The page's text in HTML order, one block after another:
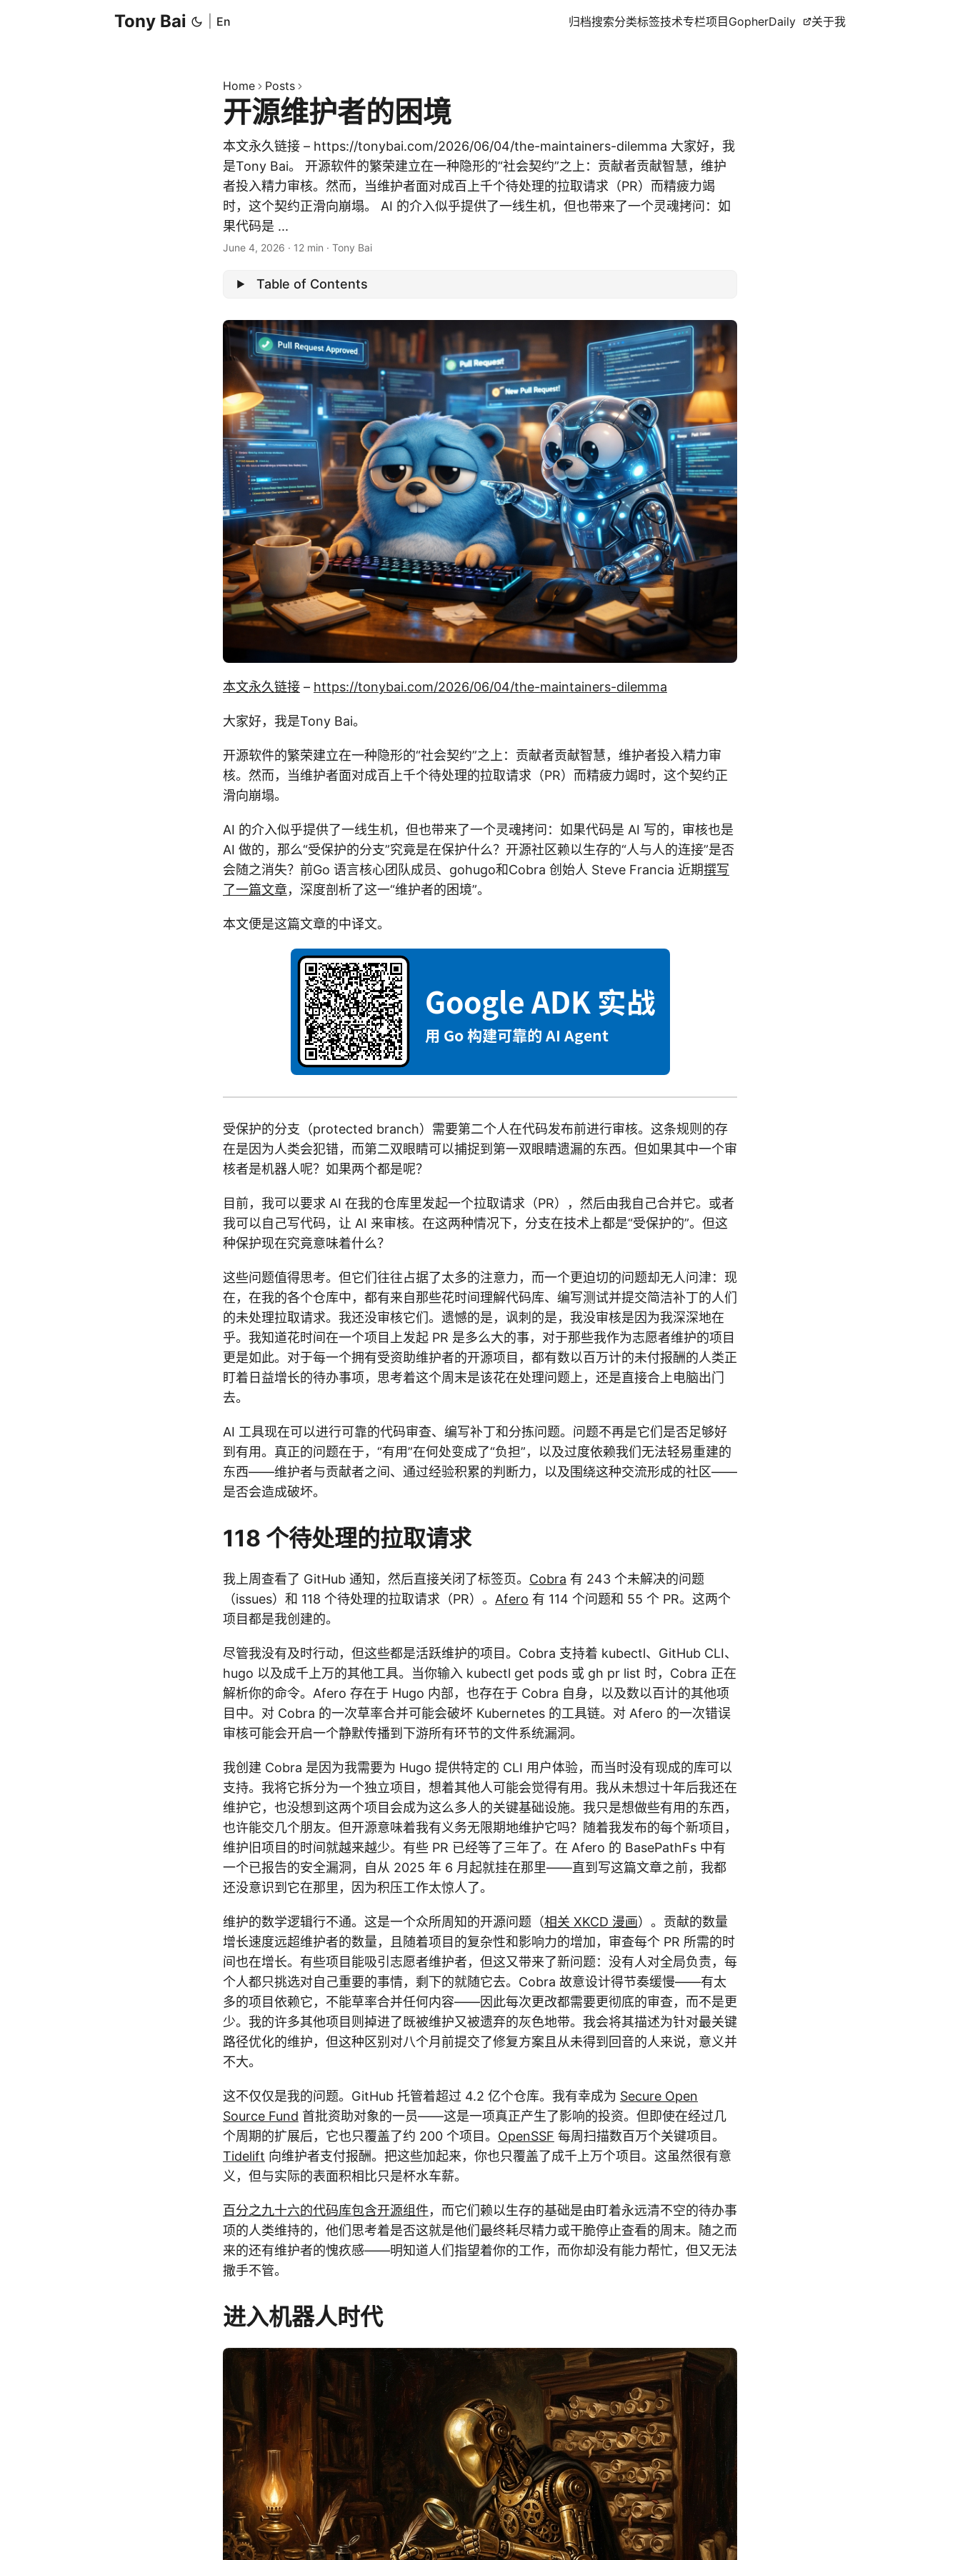
Tony Bai En 归档搜索分类标签技术专栏项目 GopherDaily 关于我
Home Posts
开源维护者的困境
本文永久链接 – https://tonybai.com/2026/06/04/the-maintainers-dilemma 大家好，我
是Tony Bai。 开源软件的繁荣建立在一种隐形的“社会契约”之上：贡献者贡献智慧，维护
者投入精力审核。然而，当维护者面对成百上千个待处理的拉取请求（PR）而精疲力竭
时，这个契约正滑向崩塌。 AI 的介入似乎提供了一线生机，但也带来了一个灵魂拷问：如
果代码是 ...
June 4, 2026 · 12 min · Tony Bai
Table of Contents
本文永久链接 – https://tonybai.com/2026/06/04/the-maintainers-dilemma
大家好，我是Tony Bai。
开源软件的繁荣建立在一种隐形的“社会契约”之上：贡献者贡献智慧，维护者投入精力审
核。然而，当维护者面对成百上千个待处理的拉取请求（PR）而精疲力竭时，这个契约正
滑向崩塌。
AI 的介入似乎提供了一线生机，但也带来了一个灵魂拷问：如果代码是 AI 写的，审核也是
AI 做的，那么“受保护的分支”究竟是在保护什么？开源社区赖以生存的“人与人的连接”是否
会随之消失？前Go 语言核心团队成员、gohugo和Cobra 创始人 Steve Francia 近期撰写
了一篇文章，深度剖析了这一“维护者的困境”。
本文便是这篇文章的中译文。
受保护的分支（protected branch）需要第二个人在代码发布前进行审核。这条规则的存
在是因为人类会犯错，而第二双眼睛可以捕捉到第一双眼睛遗漏的东西。但如果其中一个审
核者是机器人呢？如果两个都是呢？
目前，我可以要求 AI 在我的仓库里发起一个拉取请求（PR），然后由我自己合并它。或者
我可以自己写代码，让 AI 来审核。在这两种情况下，分支在技术上都是“受保护的”。但这
种保护现在究竟意味着什么？
这些问题值得思考。但它们往往占据了太多的注意力，而一个更迫切的问题却无人问津：现
在，在我的各个仓库中，都有来自那些花时间理解代码库、编写测试并提交简洁补丁的人们
的未处理拉取请求。我还没审核它们。遗憾的是，讽刺的是，我没审核是因为我深深地在
乎。我知道花时间在一个项目上发起 PR 是多么大的事，对于那些我作为志愿者维护的项目
更是如此。对于每一个拥有受资助维护者的开源项目，都有数以百万计的未付报酬的人类正
盯着日益增长的待办事项，思考着这个周末是该花在处理问题上，还是直接合上电脑出门
去。
AI 工具现在可以进行可靠的代码审查、编写补丁和分拣问题。问题不再是它们是否足够好
到有用。真正的问题在于，“有用”在何处变成了“负担”，以及过度依赖我们无法轻易重建的
东西——维护者与贡献者之间、通过经验积累的判断力，以及围绕这种交流形成的社区——
是否会造成破坏。
118 个待处理的拉取请求
我上周查看了 GitHub 通知，然后直接关闭了标签页。 Cobra 有 243 个未解决的问题
（issues）和 118 个待处理的拉取请求（PR）。 Afero 有 114 个问题和 55 个 PR。这两个
项目都是我创建的。
尽管我没有及时行动，但这些都是活跃维护的项目。Cobra 支持着 kubectl、GitHub CLI、
hugo 以及成千上万的其他工具。当你输入 kubectl get pods 或 gh pr list 时，Cobra 正在
解析你的命令。Afero 存在于 Hugo 内部，也存在于 Cobra 自身，以及数以百计的其他项
目中。对 Cobra 的一次草率合并可能会破坏 Kubernetes 的工具链。对 Afero 的一次错误
审核可能会开启一个静默传播到下游所有环节的文件系统漏洞。
我创建 Cobra 是因为我需要为 Hugo 提供特定的 CLI 用户体验，而当时没有现成的库可以
支持。我将它拆分为一个独立项目，想着其他人可能会觉得有用。我从未想过十年后我还在
维护它，也没想到这两个项目会成为这么多人的关键基础设施。我只是想做些有用的东西，
也许能交几个朋友。但开源意味着我有义务无限期地维护它吗？随着我发布的每个新项目，
维护旧项目的时间就越来越少。有些 PR 已经等了三年了。在 Afero 的 BasePathFs 中有
一个已报告的安全漏洞，自从 2025 年 6 月起就挂在那里——直到写这篇文章之前，我都
还没意识到它在那里，因为积压工作太惊人了。
维护的数学逻辑行不通。这是一个众所周知的开源问题（相关 XKCD 漫画）。贡献的数量
增长速度远超维护者的数量，且随着项目的复杂性和影响力的增加，审查每个 PR 所需的时
间也在增长。有些项目能吸引志愿者维护者，但这又带来了新问题：没有人对全局负责，每
个人都只挑选对自己重要的事情，剩下的就随它去。Cobra 故意设计得节奏缓慢——有太
多的项目依赖它，不能草率合并任何内容——因此每次更改都需要更彻底的审查，而不是更
少。我的许多其他项目则掉进了既被维护又被遗弃的灰色地带。我会将其描述为针对最关键
路径优化的维护，但这种区别对八个月前提交了修复方案且从未得到回音的人来说，意义并
不大。
这不仅仅是我的问题。GitHub 托管着超过 4.2 亿个仓库。我有幸成为 Secure Open
Source Fund 首批资助对象的一员——这是一项真正产生了影响的投资。但即使在经过几
个周期的扩展后，它也只覆盖了约 200 个项目。 OpenSSF 每周扫描数百万个关键项目。
Tidelift 向维护者支付报酬。把这些加起来，你也只覆盖了成千上万个项目。这虽然很有意
义，但与实际的表面积相比只是杯水车薪。
百分之九十六的代码库包含开源组件，而它们赖以生存的基础是由盯着永远清不空的待办事
项的人类维持的，他们思考着是否这就是他们最终耗尽精力或干脆停止查看的周末。随之而
来的还有维护者的愧疚感——明知道人们指望着你的工作，而你却没有能力帮忙，但又无法
撒手不管。
进入机器人时代